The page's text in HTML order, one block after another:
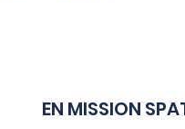
EN MISSION